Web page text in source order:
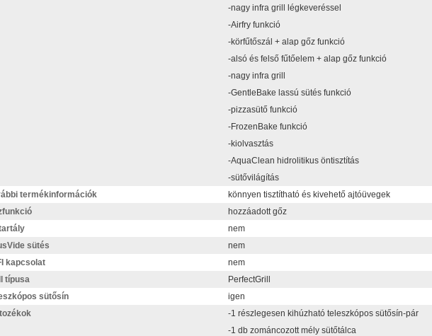
-nagy infra grill légkeveréssel
-Airfry funkció
-körfűtőszál + alap gőz funkció
-alsó és felső fűtőelem + alap gőz funkció
-nagy infra grill
-GentleBake lassú sütés funkció
-pizzasütő funkció
-FrozenBake funkció
-kiolvasztás
-AquaClean hidrolitikus öntisztítás
-sütővilágítás
termékinformációk
könnyen tisztítható és kivehető ajtóüvegek
hozzáadott gőz
nem
sütés
nem
kapcsolat
nem
típusa
PerfectGrill
sütősín
igen
-1 részlegesen kihúzható teleszkópos sütősín-pár
-1 db zománcozott mély sütőtálca